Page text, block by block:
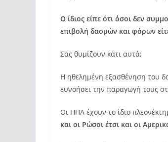
Ο ίδιος είπε ότι όσοι δεν
επιβολή δασμών και φόρων
Σας θυμίζουν κάτι αυτά;
Η ηθελημένη εξασθένηση του
ευνοήσει την παραγωγή τους
Οι ΗΠΑ έχουν το ίδιο
και οι Ρώσοι έτσι και οι